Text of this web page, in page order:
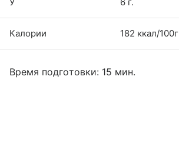
Калории 182 ккал/100г
Время подготовки: 15 мин.